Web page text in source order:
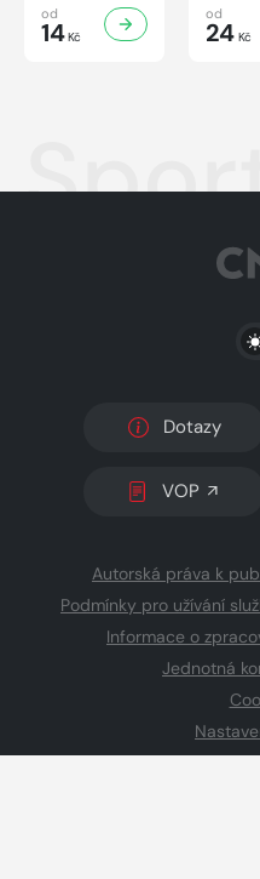
od
14Kč
od
24Kč
Dotazy
VOP
Autorská práva k
Podmínky pro užívání
Informace o
Jednotná